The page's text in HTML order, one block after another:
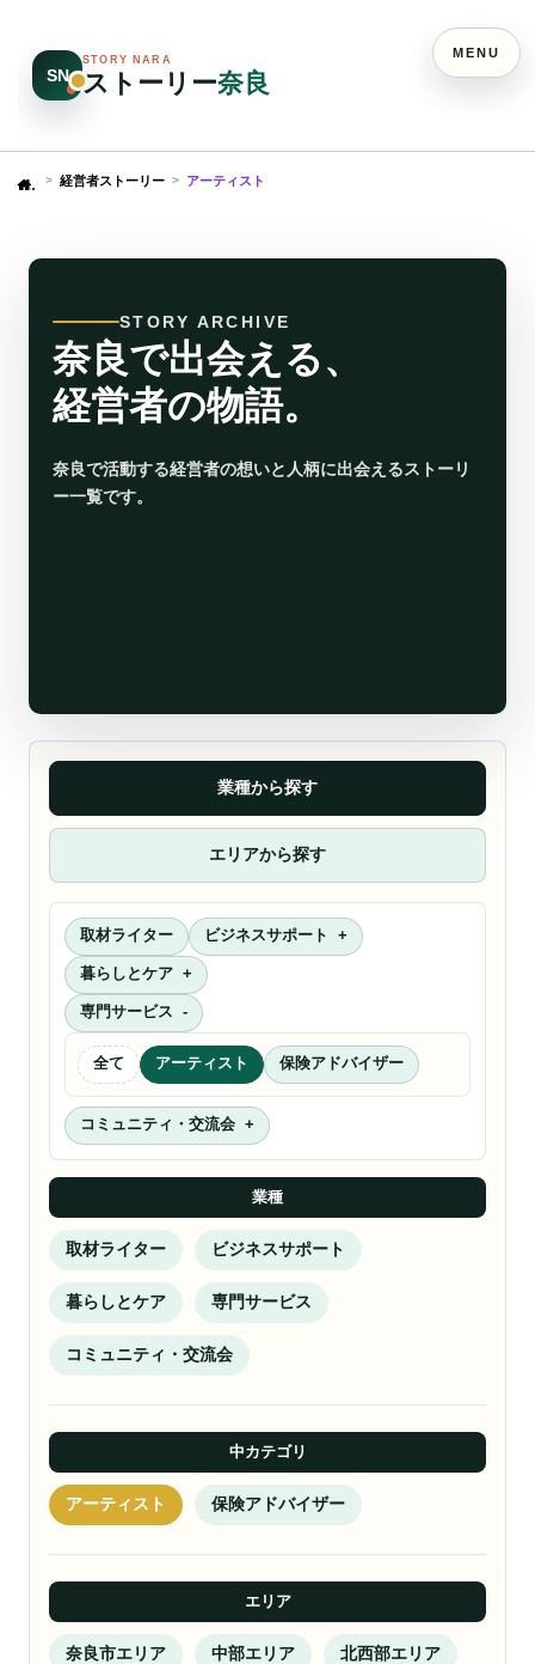
SN
STORY NARA
ストーリー奈良
Home 経営者ストーリー アーティスト
STORY ARCHIVE
奈良で出会える、
経営者の物語。
奈良で活動する経営者の想いと人柄に出会えるストーリ
ー一覧です。
業種から探す
エリアから探す
取材ライター ビジネスサポート
暮らしとケア
専門サービス
全て アーティスト 保険アドバイザー
コミュニティ・交流会
業種
取材ライター ビジネスサポート
暮らしとケア 専門サービス
コミュニティ・交流会
中カテゴリ
アーティスト 保険アドバイザー
エリア
奈良市エリア 中部エリア 北西部エリア
MENU